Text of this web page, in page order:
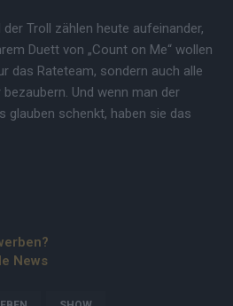
der Troll zählen heute aufeinander,
Duett von „Count on Me“ wollen
das Rateteam, sondern auch alle
Und wenn man der
glauben schenkt, haben sie das
News